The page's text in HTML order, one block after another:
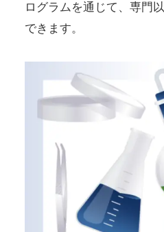
ログラムを通じて、専門
できます。